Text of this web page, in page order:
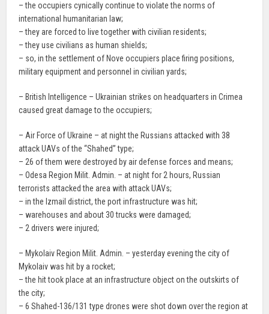
– the occupiers cynically continue to violate the norms of
international humanitarian law;
– they are forced to live together with civilian residents;
– they use civilians as human shields;
– so, in the settlement of Nove occupiers place firing positions,
military equipment and personnel in civilian yards;
– British Intelligence – Ukrainian strikes on headquarters in Crimea
caused great damage to the occupiers;
– Air Force of Ukraine – at night the Russians attacked with 38
attack UAVs of the “Shahed” type;
– 26 of them were destroyed by air defense forces and means;
– Odesa Region Milit. Admin. – at night for 2 hours, Russian
terrorists attacked the area with attack UAVs;
– in the Izmail district, the port infrastructure was hit;
– warehouses and about 30 trucks were damaged;
– 2 drivers were injured;
– Mykolaiv Region Milit. Admin. – yesterday evening the city of
Mykolaiv was hit by a rocket;
– the hit took place at an infrastructure object on the outskirts of
the city;
– 6 Shahed-136/131 type drones were shot down over the region at